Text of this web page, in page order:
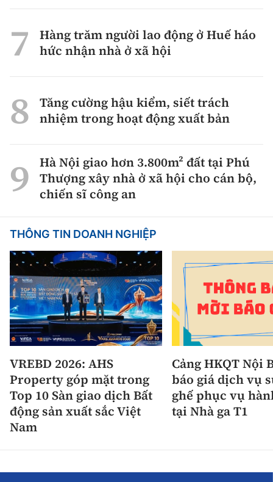
Hàng trăm người lao động ở Huế háo
hức nhận nhà ở xã hội
Tăng cường hậu kiểm, siết trách
nhiệm trong hoạt động xuất bản
Hà Nội giao hơn 3.800m² đất tại Phú
Thượng xây nhà ở xã hội cho cán bộ,
chiến sĩ công an
THÔNG TIN DOANH NGHIỆP
VREBD 2026: AHS
Property góp mặt trong
Top 10 Sàn giao dịch Bất
động sản xuất sắc Việt
Nam
Cảng HKQT Nội
báo giá dịch vụ
ghế phục vụ
tại Nhà ga T1